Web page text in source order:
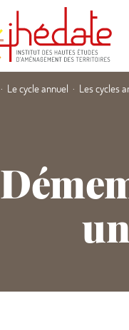
Le cycle annuel Les cycles